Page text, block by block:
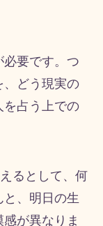
必要です。つ
、どう現実の
を占う上での
るとして、何
、明日の生
が異なりま